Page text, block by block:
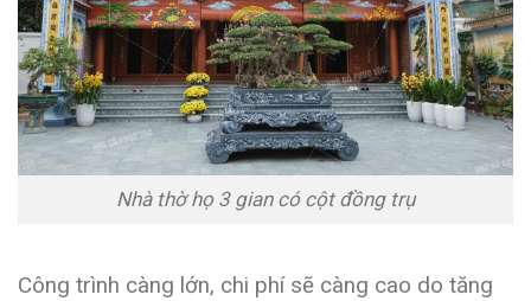
Nhà thờ họ 3 gian có cột đồng trụ
Công trình càng lớn, chi phí sẽ càng cao do tăng